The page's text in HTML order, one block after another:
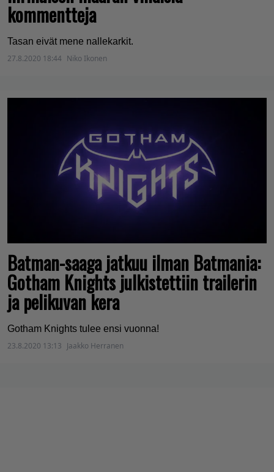
kommentteja
Tasan eivät mene nallekarkit.
27.8.2020 18:44 Niko Ikonen
Batman-saaga jatkuu ilman Batmania:
Gotham Knights julkistettiin trailerin
ja pelikuvan kera
Gotham Knights tulee ensi vuonna!
23.8.2020 13:13 Jaakko Herranen